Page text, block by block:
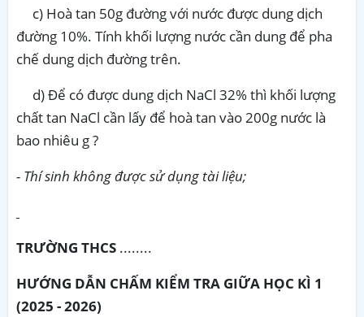
c) Hoà tan 50g đường với nước được dung dịch
đường 10%. Tính khối lượng nước cần dung để pha
chế dung dịch đường trên.
d) Để có được dung dịch NaCl 32% thì khối lượng
chất tan NaCl cần lấy để hoà tan vào 200g nước là
bao nhiêu g ?
- Thí sinh không được sử dụng tài liệu;
TRƯỜNG THCS ........
HƯỚNG DẪN CHẤM KIỂM TRA GIỮA HỌC KÌ 1
(2025 - 2026)